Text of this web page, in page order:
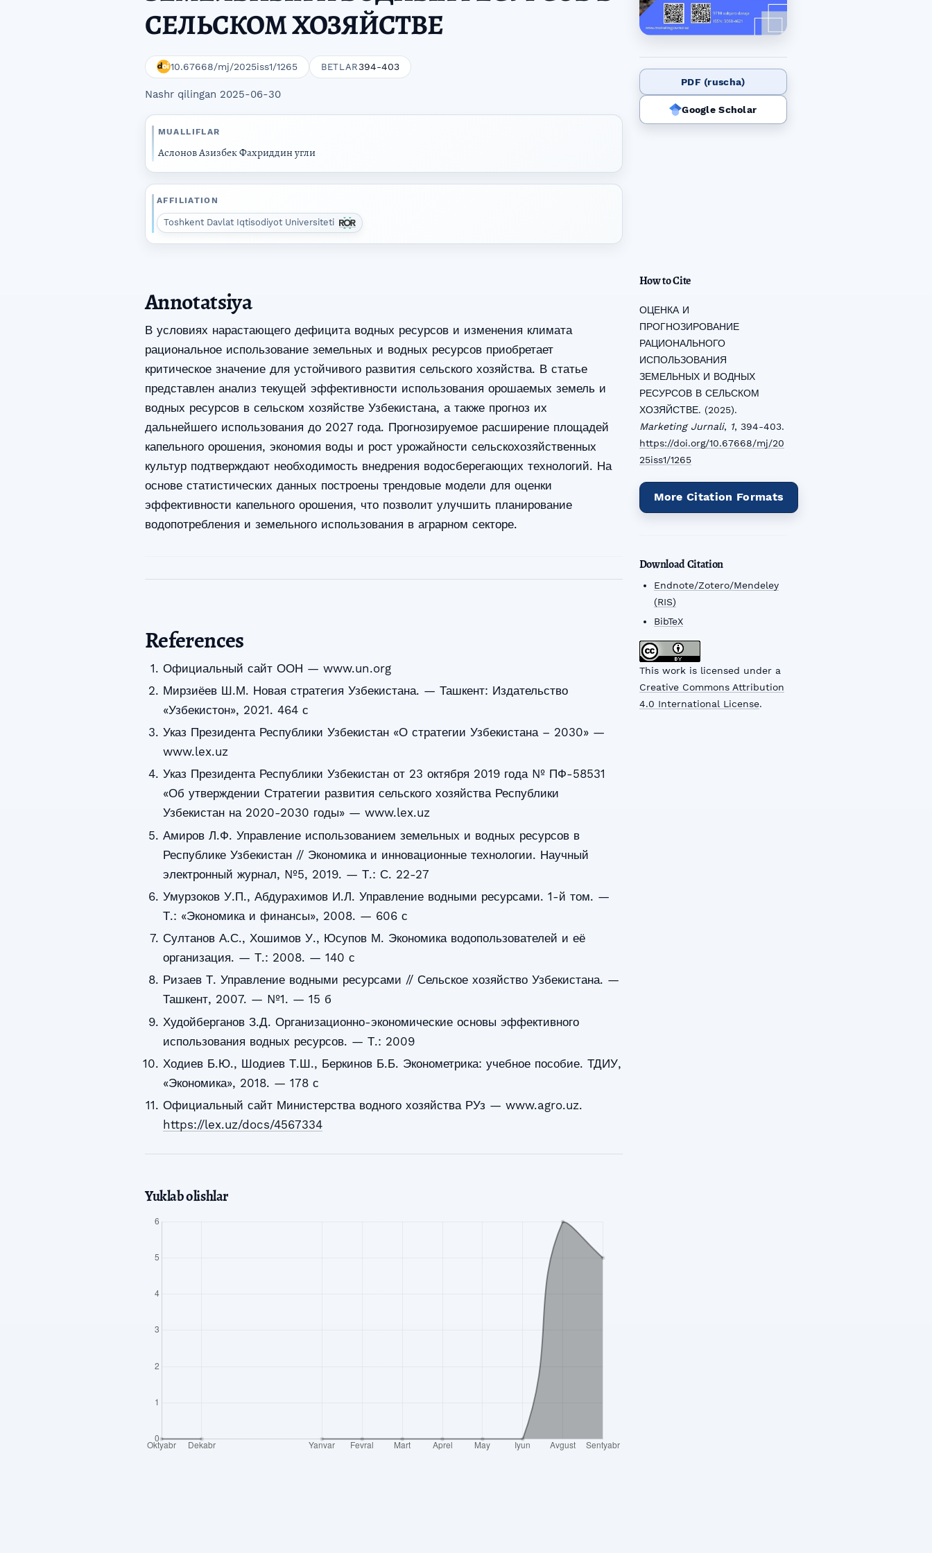
СЕЛЬСКОМ ХОЗЯЙСТВЕ
10.67668/mj/2025iss1/1265 BETLAR394-403
Nashr qilingan 2025-06-30
MUALLIFLAR
Аслонов Азизбек Фахриддин угли
AFFILIATION
Toshkent Davlat Iqtisodiyot Universiteti
PDF (ruscha)
Google Scholar
How to Cite
ОЦЕНКА И
ПРОГНОЗИРОВАНИЕ
РАЦИОНАЛЬНОГО
ИСПОЛЬЗОВАНИЯ
ЗЕМЕЛЬНЫХ И ВОДНЫХ
РЕСУРСОВ В СЕЛЬСКОМ
ХОЗЯЙСТВЕ. (2025).
Marketing Jurnali, 1, 394-403.
https://doi.org/10.67668/mj/20
25iss1/1265
More Citation Formats
Download Citation
Endnote/Zotero/Mendeley
(RIS)
BibTeX
This work is licensed under a
Creative Commons Attribution
4.0 International License.
Annotatsiya
В условиях нарастающего дефицита водных ресурсов и изменения климата
рациональное использование земельных и водных ресурсов приобретает
критическое значение для устойчивого развития сельского хозяйства. В статье
представлен анализ текущей эффективности использования орошаемых земель и
водных ресурсов в сельском хозяйстве Узбекистана, а также прогноз их
дальнейшего использования до 2027 года. Прогнозируемое расширение площадей
капельного орошения, экономия воды и рост урожайности сельскохозяйственных
культур подтверждают необходимость внедрения водосберегающих технологий. На
основе статистических данных построены трендовые модели для оценки
эффективности капельного орошения, что позволит улучшить планирование
водопотребления и земельного использования в аграрном секторе.
References
Официальный сайт ООН — www.un.org
Мирзиёев Ш.М. Новая стратегия Узбекистана. — Ташкент: Издательство
«Узбекистон», 2021. 464 с
Указ Президента Республики Узбекистан «О стратегии Узбекистана – 2030» —
www.lex.uz
Указ Президента Республики Узбекистан от 23 октября 2019 года № ПФ-58531
«Об утверждении Стратегии развития сельского хозяйства Республики
Узбекистан на 2020-2030 годы» — www.lex.uz
Амиров Л.Ф. Управление использованием земельных и водных ресурсов в
Республике Узбекистан // Экономика и инновационные технологии. Научный
электронный журнал, №5, 2019. — Т.: С. 22-27
Умурзоков У.П., Абдурахимов И.Л. Управление водными ресурсами. 1-й том. —
Т.: «Экономика и финансы», 2008. — 606 с
Султанов А.С., Хошимов У., Юсупов М. Экономика водопользователей и её
организация. — Т.: 2008. — 140 с
Ризаев Т. Управление водными ресурсами // Сельское хозяйство Узбекистана. —
Ташкент, 2007. — №1. — 15 б
Худойберганов З.Д. Организационно-экономические основы эффективного
использования водных ресурсов. — Т.: 2009
Ходиев Б.Ю., Шодиев Т.Ш., Беркинов Б.Б. Эконометрика: учебное пособие. ТДИУ,
«Экономика», 2018. — 178 с
Официальный сайт Министерства водного хозяйства РУз — www.agro.uz.
https://lex.uz/docs/4567334
Yuklab olishlar